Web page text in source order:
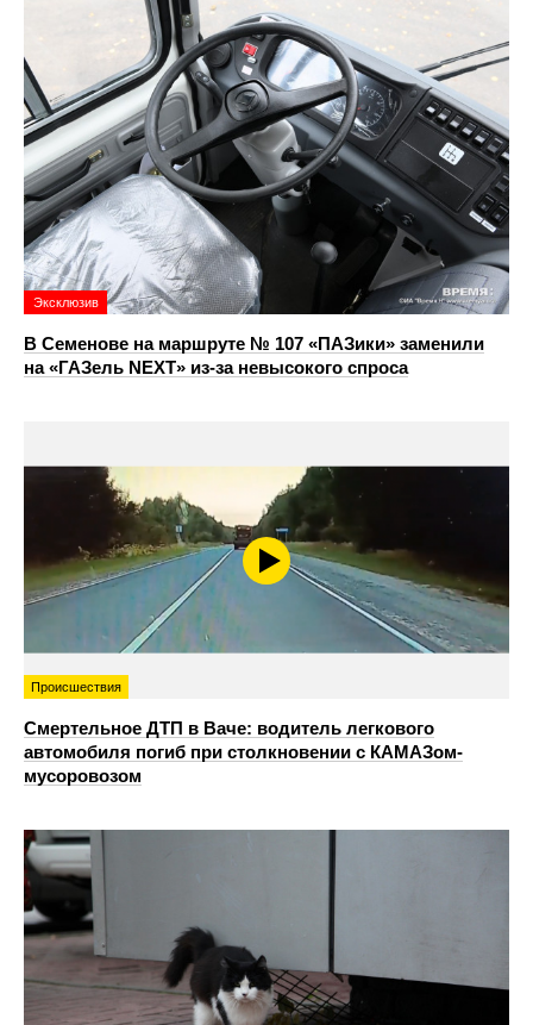
Эксклюзив
В Семенове на маршруте № 107 «ПАЗики» заменили
на «ГАЗель NEXT» из‑за невысокого спроса
Происшествия
Смертельное ДТП в Ваче: водитель легкового
автомобиля погиб при столкновении с КАМАЗом-
мусоровозом